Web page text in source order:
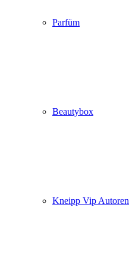
Parfüm
Beautybox
Kneipp Vip Autoren